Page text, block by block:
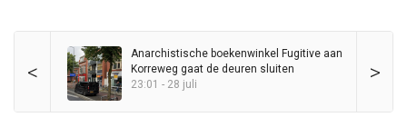
< >
Anarchistische boekenwinkel Fugitive aan
Korreweg gaat de deuren sluiten
23:01 - 28 juli